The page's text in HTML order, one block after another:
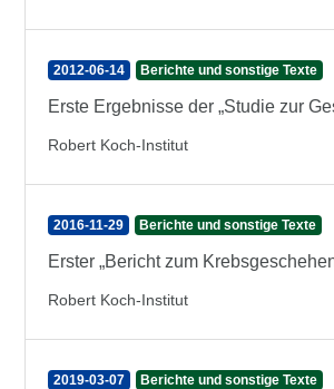
2012-06-14 Berichte und sonstige Texte
Erste Ergebnisse der „Studie zur
Robert Koch-Institut
2016-11-29 Berichte und sonstige Texte
Erster „Bericht zum
Robert Koch-Institut
2019-03-07 Berichte und sonstige Texte